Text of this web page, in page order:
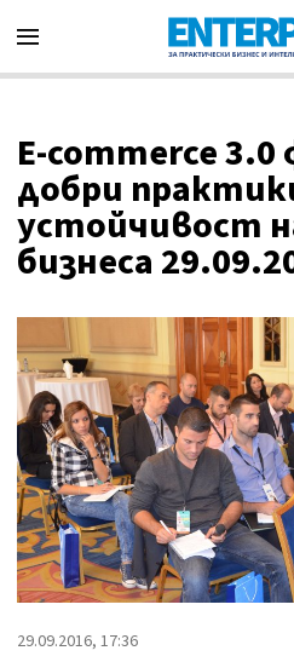
Е-commerce 3.0
добри
устойчивост
бизнеса
29.09.2016, 17:36